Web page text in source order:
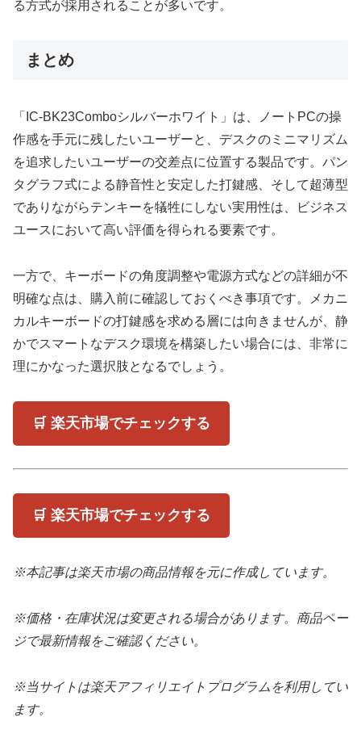
る方式が採用されることが多いです。
まとめ
「IC-BK23Comboシルバーホワイト」は、ノートPCの操
作感を手元に残したいユーザーと、デスクのミニマリズム
を追求したいユーザーの交差点に位置する製品です。パン
タグラフ式による静音性と安定した打鍵感、そして超薄型
でありながらテンキーを犠牲にしない実用性は、ビジネス
ユースにおいて高い評価を得られる要素です。
一方で、キーボードの角度調整や電源方式などの詳細が不
明確な点は、購入前に確認しておくべき事項です。メカニ
カルキーボードの打鍵感を求める層には向きませんが、静
かでスマートなデスク環境を構築したい場合には、非常に
理にかなった選択肢となるでしょう。
🛒 楽天市場でチェックする
🛒 楽天市場でチェックする
※本記事は楽天市場の商品情報を元に作成しています。
※価格・在庫状況は変更される場合があります。商品ペー
ジで最新情報をご確認ください。
※当サイトは楽天アフィリエイトプログラムを利用してい
ます。